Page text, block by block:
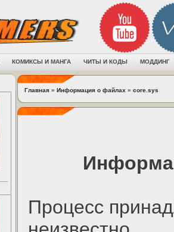
КОМИКСЫ И МАНГА ЧИТЫ И КОДЫ МОДДИНГ
Главная » Информация о файлах » core.sys
Процесс